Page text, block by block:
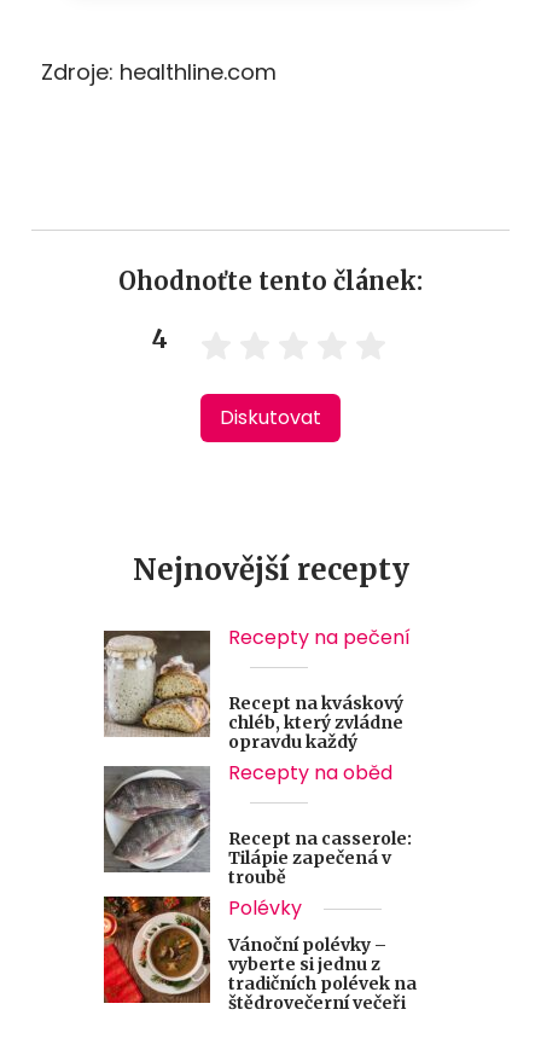
Zdroje: healthline.com
Ohodnoťte tento článek:
4
Diskutovat
Nejnovější recepty
Recepty na pečení
Recept na kváskový
chléb, který zvládne
opravdu každý
Recepty na oběd
Recept na casserole:
Tilápie zapečená v
troubě
Polévky
Vánoční polévky –
vyberte si jednu z
tradičních polévek na
štědrovečerní večeři